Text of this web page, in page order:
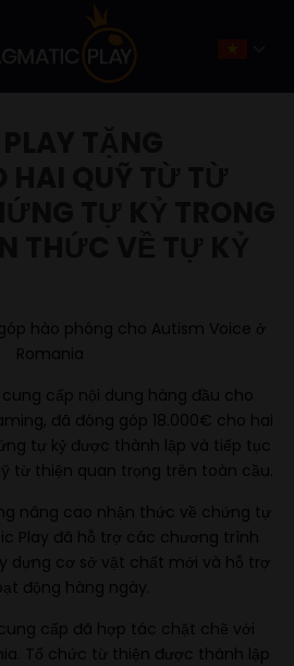
hào phóng cho Autism Voice ở
Romania
cấp nội dung hàng đầu cho
đã đóng góp 18.000€ cho hai
tự kỷ được thành lập và tiếp tục
từ thiện quan trọng trên toàn cầu.
nâng cao nhận thức về chứng tự
Play đã hỗ trợ các chương trình
dựng cơ sở vật chất mới và hỗ trợ
động hàng ngày.
cấp đã hợp tác chặt chẽ với
Tổ chức từ thiện được thành lập